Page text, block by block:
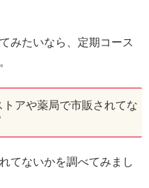
みたいなら、定期コース
アや薬局で市販されてな
てないかを調べてみまし